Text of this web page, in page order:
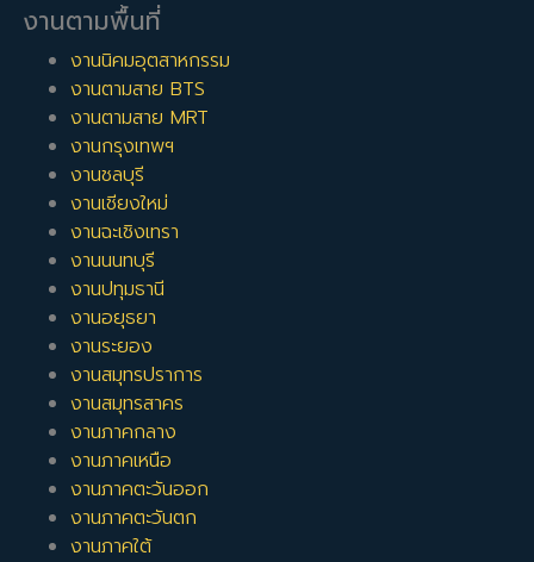
งานตามพื้นที่
งานนิคมอุตสาหกรรม
งานตามสาย BTS
งานตามสาย MRT
งานกรุงเทพฯ
งานชลบุรี
งานเชียงใหม่
งานฉะเชิงเทรา
งานนนทบุรี
งานปทุมธานี
งานอยุธยา
งานระยอง
งานสมุทรปราการ
งานสมุทรสาคร
งานภาคกลาง
งานภาคเหนือ
งานภาคตะวันออก
งานภาคตะวันตก
งานภาคใต้